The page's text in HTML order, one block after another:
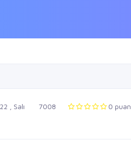
, Salı 7008 0